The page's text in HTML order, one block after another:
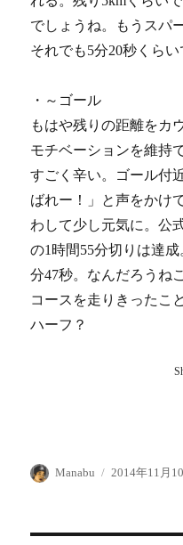
でしょうね。もうスパ
それでも5分20秒くら
・～ゴール
もはや残りの距離をカ
モチベーションを維持
すごく辛い。ゴール付
ばれー！」と声をかけ
わして少し元気に。公
の1時間55分切りは達
分47秒。なんだろうね
コースを走りきったこ
ハーフ？
投
Manabu
投
2014年11月